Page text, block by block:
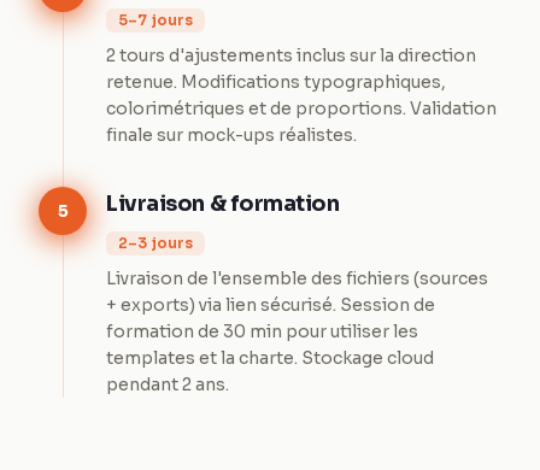
5–7 jours
2 tours d'ajustements inclus sur la direction
retenue. Modifications typographiques,
colorimétriques et de proportions. Validation
finale sur mock-ups réalistes.
5 Livraison & formation
2–3 jours
Livraison de l'ensemble des fichiers (sources
+ exports) via lien sécurisé. Session de
formation de 30 min pour utiliser les
templates et la charte. Stockage cloud
pendant 2 ans.